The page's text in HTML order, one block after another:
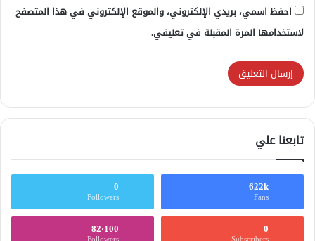
احفظ اسمي، بريدي الإلكتروني، والموقع الإلكتروني في هذا المتصفح
لاستخدامها المرة المقبلة في تعليقي.
تابعنا علي
622k
Fans
0
Followers
0 82٬100